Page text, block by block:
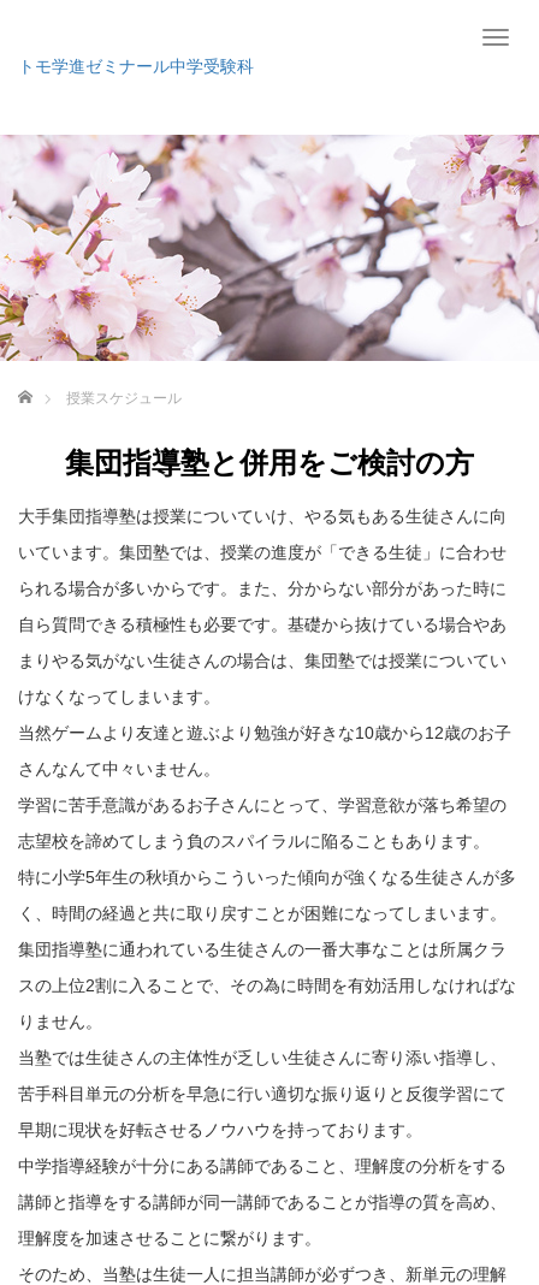
T
l
n
a
v
g
a
トモ学進ゼミナール中学受験科
ホーム 授業スケジュール
集団指導塾と併用をご検討の方
大手集団指導塾は授業についていけ、やる気もある生徒さんに向
いています。集団塾では、授業の進度が「できる生徒」に合わせ
られる場合が多いからです。また、分からない部分があった時に
自ら質問できる積極性も必要です。基礎から抜けている場合やあ
まりやる気がない生徒さんの場合は、集団塾では授業についてい
けなくなってしまいます。
当然ゲームより友達と遊ぶより勉強が好きな10歳から12歳のお子
さんなんて中々いません。
学習に苦手意識があるお子さんにとって、学習意欲が落ち希望の
志望校を諦めてしまう負のスパイラルに陥ることもあります。
特に小学5年生の秋頃からこういった傾向が強くなる生徒さんが多
く、時間の経過と共に取り戻すことが困難になってしまいます。
集団指導塾に通われている生徒さんの一番大事なことは所属クラ
スの上位2割に入ることで、その為に時間を有効活用しなければな
りません。
当塾では生徒さんの主体性が乏しい生徒さんに寄り添い指導し、
苦手科目単元の分析を早急に行い適切な振り返りと反復学習にて
早期に現状を好転させるノウハウを持っております。
中学指導経験が十分にある講師であること、理解度の分析をする
講師と指導をする講師が同一講師であることが指導の質を高め、
理解度を加速させることに繋がります。
そのため、当塾は生徒一人に担当講師が必ずつき、新単元の理解